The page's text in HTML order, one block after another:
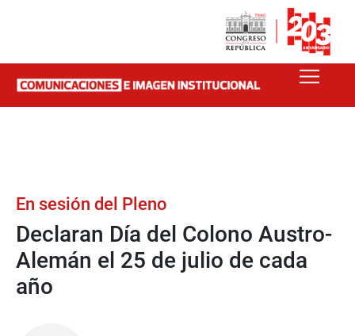
En sesión del Pleno
Declaran Día del Colono Austro-
Alemán el 25 de julio de cada
año